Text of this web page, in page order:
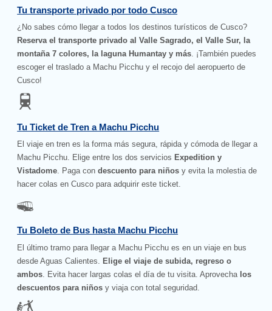
Tu transporte privado por todo Cusco
¿No sabes cómo llegar a todos los destinos turísticos de Cusco?
Reserva el transporte privado al Valle Sagrado, el Valle Sur, la
montaña 7 colores, la laguna Humantay y más. ¡También puedes
escoger el traslado a Machu Picchu y el recojo del aeropuerto de
Cusco!
Tu Ticket de Tren a Machu Picchu
El viaje en tren es la forma más segura, rápida y cómoda de llegar a
Machu Picchu. Elige entre los dos servicios Expedition y
Vistadome. Paga condescuento para niños y evita la molestia de
hacer colas en Cusco para adquirir este ticket.
Tu Boleto de Bus hasta Machu Picchu
El último tramo para llegar a Machu Picchu es en un viaje en bus
desde Aguas Calientes.
Elige el viaje de subida, regreso o
ambos . Evita hacer largas colas el día de tu visita. Aprovecha los
descuentos para niños y viaja con total seguridad.